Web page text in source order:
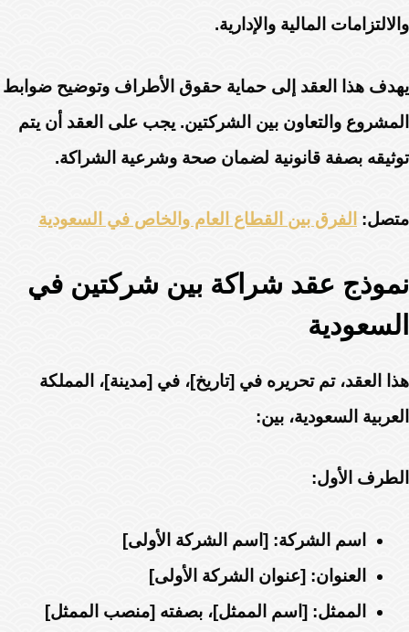
والالتزامات المالية والإدارية.
يهدف هذا العقد إلى حماية حقوق الأطراف وتوضيح ضوابط
المشروع والتعاون بين الشركتين. يجب على العقد أن يتم
توثيقه بصفة قانونية لضمان صحة وشرعية الشراكة.
متصل: الفرق بين القطاع العام والخاص في السعودية
نموذج عقد شراكة بين شركتين في
السعودية
هذا العقد، تم تحريره في [تاريخ]، في [مدينة]، المملكة
العربية السعودية، بين:
الطرف الأول:
اسم الشركة: [اسم الشركة الأولى]
العنوان: [عنوان الشركة الأولى]
الممثل: [اسم الممثل]، بصفته [منصب الممثل]